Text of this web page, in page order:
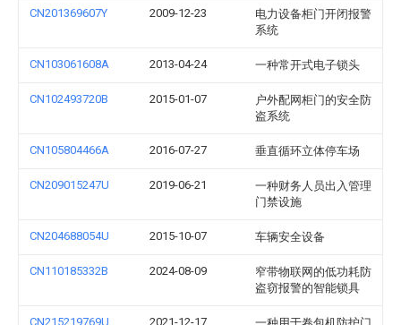
CN201369607Y 2009-12-23
电力设备柜门开闭报警
系统
CN103061608A 2013-04-24 一种常开式电子锁头
CN102493720B 2015-01-07
户外配网柜门的安全防
盗系统
CN105804466A 2016-07-27 垂直循环立体停车场
CN209015247U 2019-06-21
一种财务人员出入管理
门禁设施
CN204688054U 2015-10-07 车辆安全设备
CN110185332B 2024-08-09
窄带物联网的低功耗防
盗窃报警的智能锁具
CN215219769U 2021-12-17